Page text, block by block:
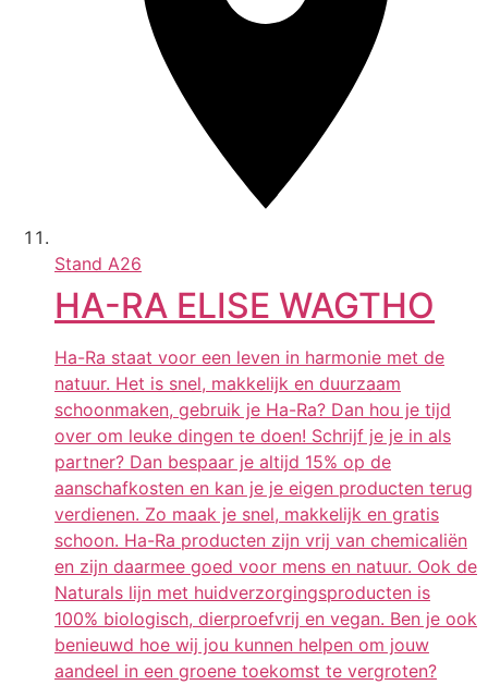
Stand A26
HA-RA ELISE WAGTHO
Ha-Ra staat voor een leven in harmonie met de
natuur. Het is snel, makkelijk en duurzaam
schoonmaken, gebruik je Ha-Ra? Dan hou je tijd
over om leuke dingen te doen! Schrijf je je in als
partner? Dan bespaar je altijd 15% op de
aanschafkosten en kan je je eigen producten terug
verdienen. Zo maak je snel, makkelijk en gratis
schoon. Ha-Ra producten zijn vrij van chemicaliën
en zijn daarmee goed voor mens en natuur. Ook de
Naturals lijn met huidverzorgingsproducten is
100% biologisch, dierproefvrij en vegan. Ben je ook
benieuwd hoe wij jou kunnen helpen om jouw
aandeel in een groene toekomst te vergroten?